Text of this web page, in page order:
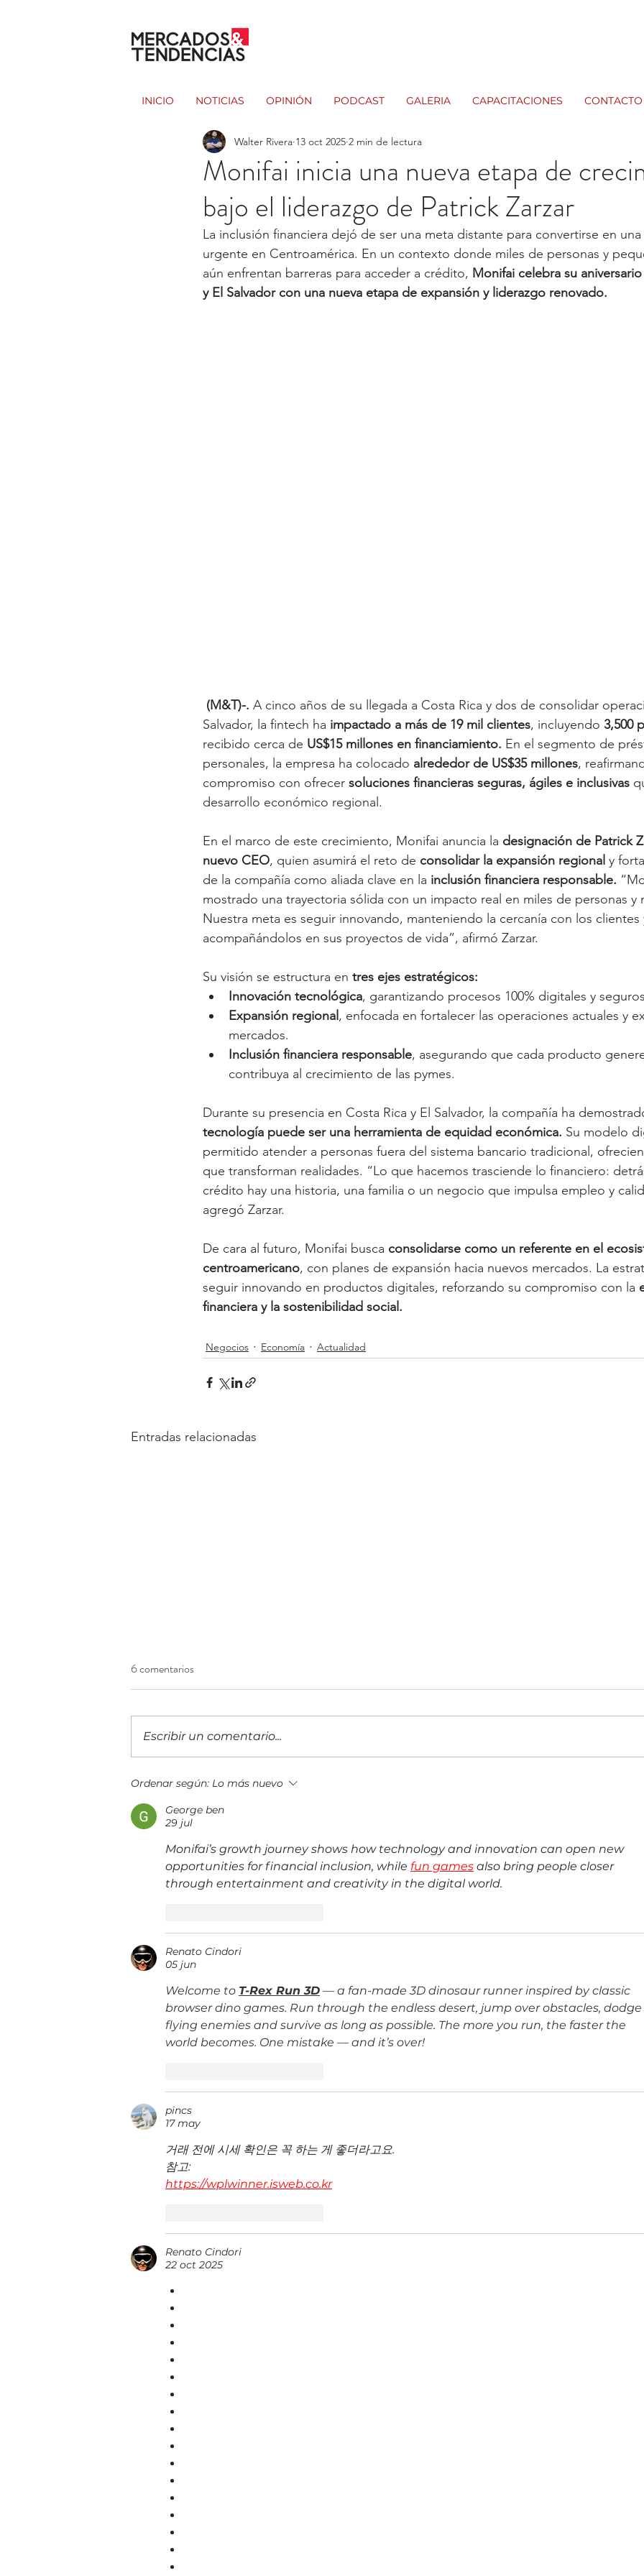
INICIO NOTICIAS OPINIÓN PODCAST GALERIA CAPACITACIONES CONTACTO
Monifai inicia una nueva etapa de
bajo el liderazgo de Patrick Zarzar
Walter Rivera 13 oct 2025 2 min de lectura
La inclusión financiera dejó de ser una meta distante para convertirse en
urgente en Centroamérica. En un contexto donde miles de personas y
aún enfrentan barreras para acceder a crédito, Monifai celebra su
y El Salvador con una nueva etapa de expansión y liderazgo renovado.
(M&T)-. A cinco años de su llegada a Costa Rica y dos de consolidar
Salvador, la fintech ha impactado a más de 19 mil clientes, incluyendo 3,500
recibido cerca de US$15 millones en financiamiento. En el segmento de
personales, la empresa ha colocado alrededor de US$35 millones,
compromiso con ofrecer soluciones financieras seguras, ágiles e inclusivas
desarrollo económico regional.
En el marco de este crecimiento, Monifai anuncia la designación de Patrick
nuevo CEO, quien asumirá el reto de consolidar la expansión regional y
de la compañía como aliada clave en la inclusión financiera responsable.
mostrado una trayectoria sólida con un impacto real en miles de personas y
Nuestra meta es seguir innovando, manteniendo la cercanía con los clientes
acompañándolos en sus proyectos de vida”, afirmó Zarzar.
Su visión se estructura en tres ejes estratégicos:
Innovación tecnológica, garantizando procesos 100% digitales y
Expansión regional , enfocada en fortalecer las operaciones actuales y
mercados.
Inclusión financiera responsable, asegurando que cada producto
contribuya al crecimiento de las pymes.
Durante su presencia en Costa Rica y El Salvador, la compañía ha
tecnología puede ser una herramienta de equidad económica. Su modelo
permitido atender a personas fuera del sistema bancario tradicional,
que transforman realidades. “Lo que hacemos trasciende lo financiero:
crédito hay una historia, una familia o un negocio que impulsa empleo y
agregó Zarzar.
De cara al futuro, Monifai busca consolidarse como un referente en el
centroamericano, con planes de expansión hacia nuevos mercados. La
seguir innovando en productos digitales, reforzando su compromiso con la
financiera y la sostenibilidad social.
Negocios Economía Actualidad
Entradas relacionadas
Contrato eólico de US$350
millones consolida a Panamá
como destino de inversión
6 comentarios
Escribir un comentario...
Ordenar según: Lo más nuevo
George ben
29 jul
Monifai’s growth journey shows how technology and innovation can open new
opportunities for financial inclusion, while fun games also bring people closer
through entertainment and creativity in the digital world.
Renato Cindori
05 jun
Welcome to T-Rex Run 3D — a fan-made 3D dinosaur runner inspired by classic
browser dino games. Run through the endless desert, jump over obstacles, dodge
flying enemies and survive as long as possible. The more you run, the faster the
world becomes. One mistake — and it’s over!
pincs
17 may
거래 전에 시세 확인은 꼭 하는 게 좋더라고요.
참고:
https://wplwinner.isweb.co.kr
Renato Cindori
22 oct 2025